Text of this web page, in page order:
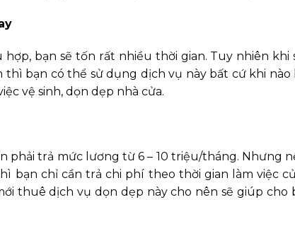
bạn sẽ tốn rất nhiều thời gian. Tuy nhiên khi
bạn có thể sử dụng dịch vụ này bất cứ khi nào
vệ sinh, dọn dẹp nhà cửa.
phải trả mức lương từ 6 – 10 triệu/tháng. Nhưng
bạn chỉ cần trả chi phí theo thời gian làm việc
thuê dịch vụ dọn dẹp này cho nên sẽ giúp cho